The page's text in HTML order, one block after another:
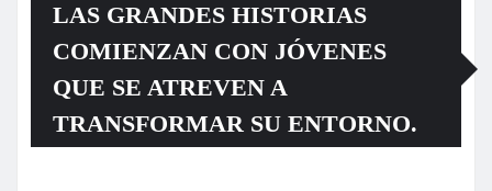
LAS GRANDES HISTORIAS
COMIENZAN CON JÓVENES
QUE SE ATREVEN A
TRANSFORMAR SU ENTORNO.